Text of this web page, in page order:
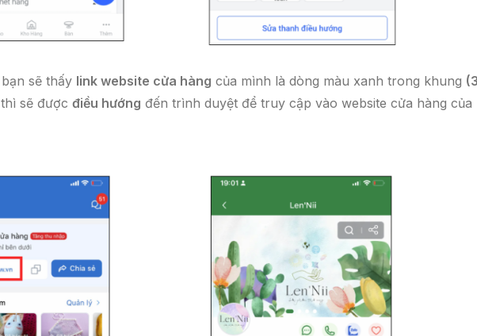
bạn sẽ thấy link website cửa hàng của mình là dòng màu xanh trong khung
thì sẽ được điều hướng đến trình duyệt để truy cập vào website cửa hàng của